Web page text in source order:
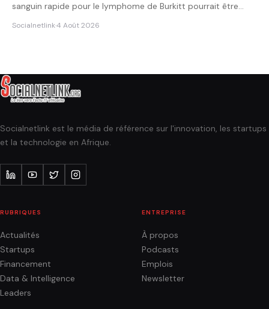
sanguin rapide pour le lymphome de Burkitt pourrait être
Socialnetlink·4 Août 2026
Socialnetlink est le média de référence sur l'innovation, les startups
et la technologie en Afrique.
RUBRIQUES
Actualités
Startups
Financement
Data & Intelligence
Leaders
ENTREPRISE
À propos
Podcasts
Emplois
Newsletter